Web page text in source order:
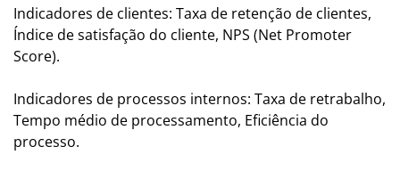
Indicadores de clientes: Taxa de retenção de clientes,
Índice de satisfação do cliente, NPS (Net Promoter
Score).
Indicadores de processos internos: Taxa de retrabalho,
Tempo médio de processamento, Eficiência do
processo.